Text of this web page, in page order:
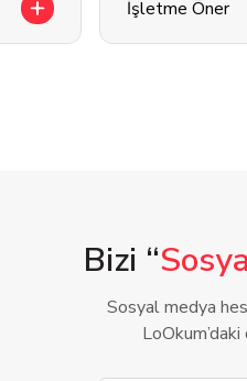
İşletme Öner
Bizi “
Sosyal medya